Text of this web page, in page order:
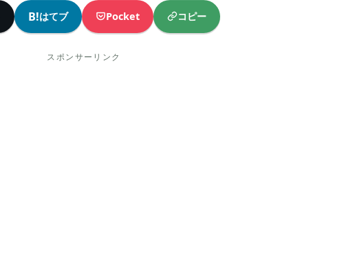
B!はてブ Pocket コピー
スポンサーリンク